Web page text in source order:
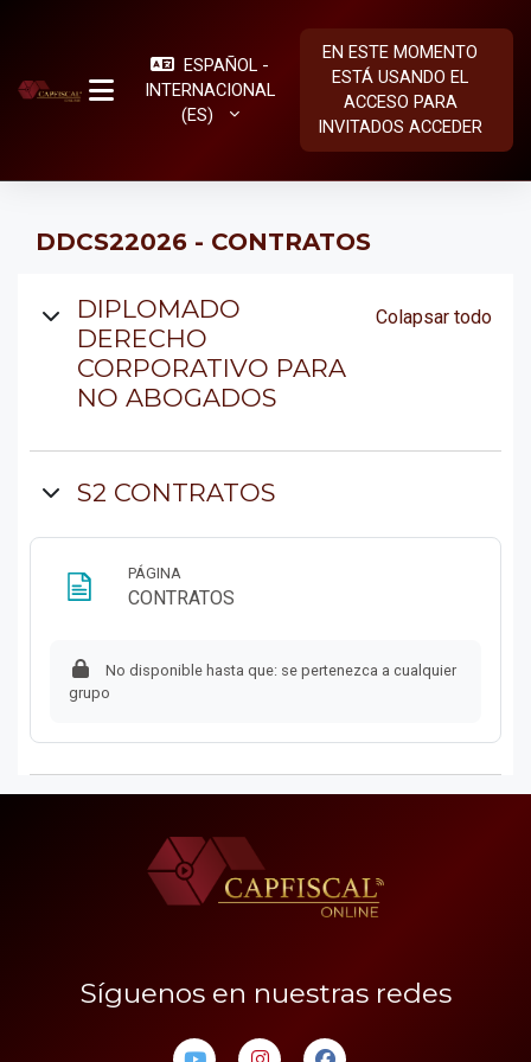
PANEL LATERAL
ESPAÑOL -
INTERNACIONAL
‎(ES)‎
EN ESTE MOMENTO
ESTÁ USANDO EL
ACCESO PARA
INVITADOSACCEDER
DDCS22026 - CONTRATOS
Diagrama de temas
DIPLOMADO
DERECHO
CORPORATIVO PARA
NO ABOGADOS
Colapsar todo
S2 CONTRATOS
PÁGINA
CONTRATOS
No disponible hasta que: se pertenezca a cualquier
grupo
Síguenos en nuestras redes